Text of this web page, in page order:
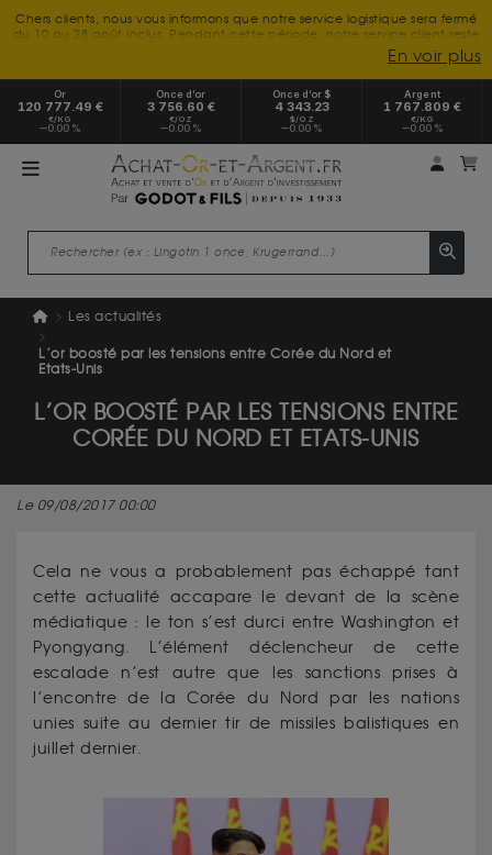
Chers clients, nous vous informons que notre service logistique sera fermé
du 10 au 28 août inclus. Pendant cette période, notre service client reste
à votre disposition tout l'été. Vous pouvez nous joindre du lundi au
vendredi, de 9h30 à 18h, pour toute demande d'information.
Nous vous remercions de votre compréhension et vous souhaitons un
excellent été.
En voir plus
Or
120 777.49 €
€/KG
0.00 %
Once d’or
3 756.60 €
€/OZ
0.00 %
Once d’or $
4 343.23
$/OZ
0.00 %
Argent
1 767.809 €
€/KG
0.00 %
Mon
Les actualités
L’or boosté par les tensions entre Corée du Nord et
Etats-Unis
L’OR BOOSTÉ PAR LES TENSIONS ENTRE
CORÉE DU NORD ET ETATS-UNIS
Le 09/08/2017 00:00
Cela ne vous a probablement pas échappé tant
cette actualité accapare le devant de la scène
médiatique : le ton s’est durci entre Washington et
Pyongyang. L’élément déclencheur de cette
escalade n’est autre que les sanctions prises à
l’encontre de la Corée du Nord par les nations
unies suite au dernier tir de missiles balistiques en
juillet dernier.